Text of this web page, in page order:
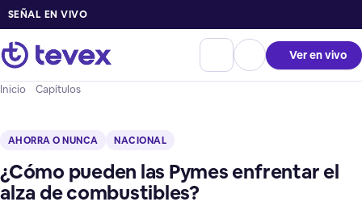
SEÑAL EN VIVO
Ver en vivo
Inicio Capítulos
AHORRA O NUNCA NACIONAL
¿Cómo pueden las Pymes enfrentar el
alza de combustibles?